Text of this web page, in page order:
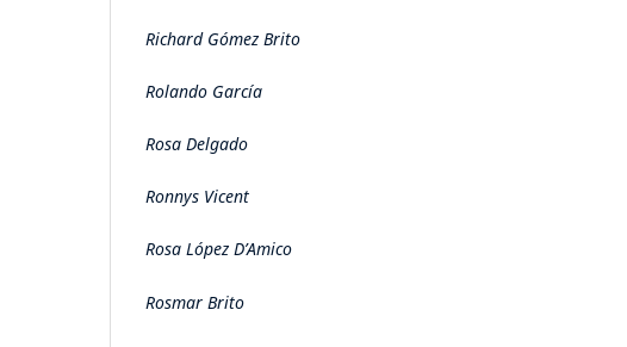
Richard Gómez Brito
Rolando García
Rosa Delgado
Ronnys Vicent
Rosa López D’Amico
Rosmar Brito